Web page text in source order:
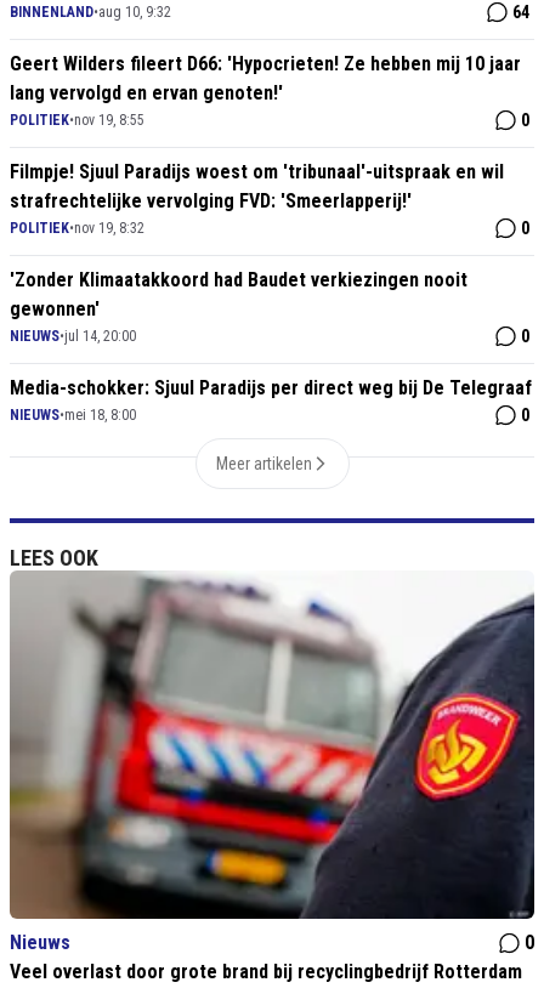
BINNENLAND•aug 10, 9:32 64
Geert Wilders fileert D66: 'Hypocrieten! Ze hebben mij 10 jaar
lang vervolgd en ervan genoten!'
POLITIEK•nov 19, 8:55 0
Filmpje! Sjuul Paradijs woest om 'tribunaal'-uitspraak en wil
strafrechtelijke vervolging FVD: 'Smeerlapperij!'
POLITIEK•nov 19, 8:32 0
'Zonder Klimaatakkoord had Baudet verkiezingen nooit
gewonnen'
NIEUWS•jul 14, 20:00 0
Media-schokker: Sjuul Paradijs per direct weg bij De Telegraaf
NIEUWS•mei 18, 8:00 0
Meer artikelen
LEES OOK
Nieuws
0
Veel overlast door grote brand bij recyclingbedrijf Rotterdam